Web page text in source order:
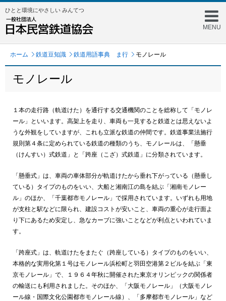
MENU
ひとと環境にやさしい みんてつ
ホーム 鉄道豆知識 鉄道用語事典 ま行 モノレール
モノレール
１本の走行路（軌道けた）を通行する交通機関のことを総称して「モノレ
ール」といいます。高架上を走り、車両も一見すると鉄道とは思えないよ
うな外観をしていますが、これも立派な鉄道の仲間です。鉄道事業法施行
規則第４条に定められている鉄道の種類のうち、モノレールは、「懸垂
（けんすい）式鉄道」と「跨座（こざ）式鉄道」に分類されています。
「懸垂式」は、車両の車体部分が軌道けたから垂れ下がっている（懸垂し
ている）タイプのものをいい、大船と湘南江の島を結ぶ「湘南モノレー
ル」のほか、「千葉都市モノレール」で採用されています。いずれも用地
が支柱と駅などに限られ、建設コストが安いこと、車両の重心が走行面よ
り下にあるため安定し、急なカーブに強いことなどが利点といわれていま
す。
「跨座式」は、軌道けたをまたぐ（跨座している）タイプのものをいい、
本格的な実用化第１号はモノレール浜松町と羽田空港第２ビルを結ぶ「東
京モノレール」で、１９６４年秋に開催された東京オリンピックの関係者
の輸送にも利用されました。そのほか、「大阪モノレール」（大阪モノレ
ール線・国際文化公園都市モノレール線）、「多摩都市モノレール」など